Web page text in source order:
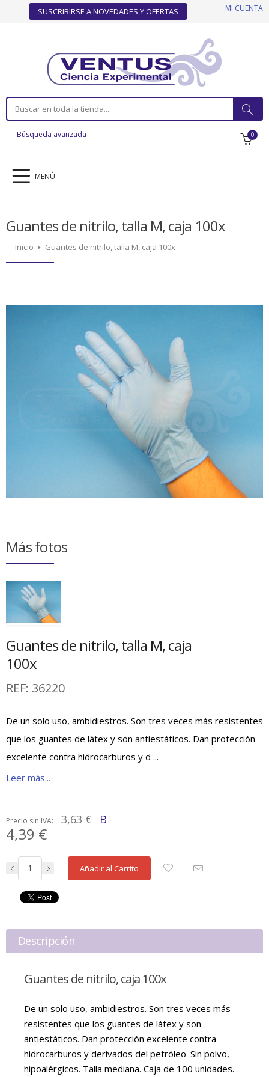
SUSCRIBIRSE A NOVEDADES Y OFERTAS MI CUENTA
Búsqueda avanzada 0
MENÚ
Guantes de nitrilo, talla M, caja 100x
Inicio Guantes de nitrilo, talla M, caja 100x
Más fotos
Guantes de nitrilo, talla M, caja
100x
REF: 36220
De un solo uso, ambidiestros. Son tres veces más resistentes
que los guantes de látex y son antiestáticos. Dan protección
excelente contra hidrocarburos y d ...
Leer más...
Precio sin IVA: 3,63 € B
4,39 €
Añadir al Carrito
Descripción
Guantes de nitrilo, caja 100x
De un solo uso, ambidiestros. Son tres veces más
resistentes que los guantes de látex y son
antiestáticos. Dan protección excelente contra
hidrocarburos y derivados del petróleo. Sin polvo,
hipoalérgicos. Talla mediana. Caja de 100 unidades.